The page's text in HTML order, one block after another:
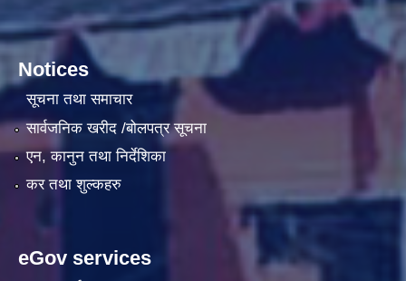
Notices
सूचना तथा समाचार
सार्वजनिक खरीद /बोलपत्र सूचना
एन, कानुन तथा निर्देशिका
कर तथा शुल्कहरु
eGov services